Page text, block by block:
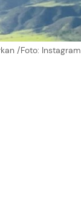
/Foto: Instagram